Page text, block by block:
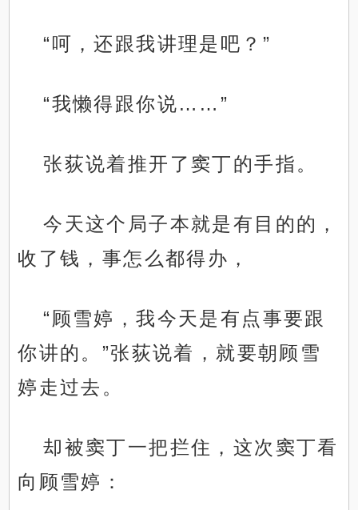
“呵，还跟我讲理是吧？”
“我懒得跟你说……”
张荻说着推开了窦丁的手指。
今天这个局子本就是有目的的，
收了钱，事怎么都得办，
“顾雪婷，我今天是有点事要跟
你讲的。”张荻说着，就要朝顾雪
婷走过去。
却被窦丁一把拦住，这次窦丁看
向顾雪婷：